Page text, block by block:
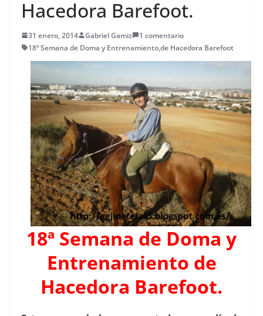
Hacedora Barefoot.
31 enero, 2014 Gabriel Gamiz
1 comentario
18ª Semana de Doma y Entrenamiento,de Hacedora Barefoot
18ª Semana de Doma y
Entrenamiento de
Hacedora Barefoot.